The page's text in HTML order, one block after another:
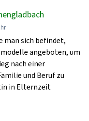
man sich befindet,
angeboten, um
nach einer
und Beruf zu
in Elternzeit